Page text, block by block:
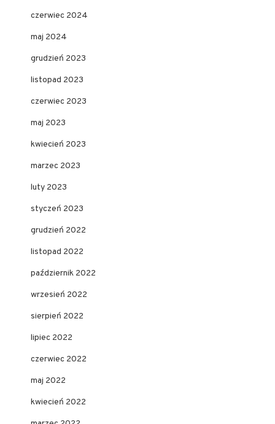
czerwiec 2024
maj 2024
grudzień 2023
listopad 2023
czerwiec 2023
maj 2023
kwiecień 2023
marzec 2023
luty 2023
styczeń 2023
grudzień 2022
listopad 2022
październik 2022
wrzesień 2022
sierpień 2022
lipiec 2022
czerwiec 2022
maj 2022
kwiecień 2022